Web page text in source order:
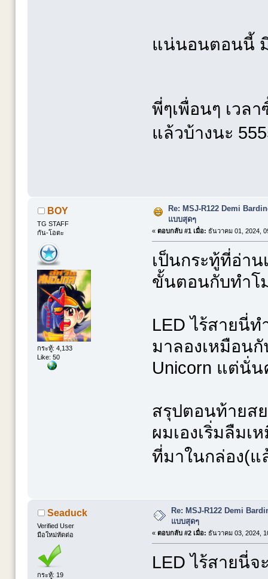
แน่นอนตอนนี้
พี่ๆเพื่อนๆ เวล
แล้วบ้างนะ
BOY
TG STAFF
กัน-โอตะ
กระทู้: 4,133
Like: 50
Re: MSJ-R122 Demi
แบบสุดๆ
« ตอบกลับ #1 เมื่อ: ธันวาคม 01, 2024,
เป็นกระทู้ที่อ่า
ขั้นตอนกับทำโ
LED ไร้สายนี่
มาลองเหมือน
Unicorn แต่นั่
สรุปตอนท้ายส
ผมเองเริ่มลืมเ
ที่มาในกล่อง(แ
Seaduck
Verified User
มือใหม่หัดต่อ
กระทู้: 19
Re: MSJ-R122 Demi
แบบสุดๆ
« ตอบกลับ #2 เมื่อ: ธันวาคม 03, 2024,
LED ไร้สายนี่จ